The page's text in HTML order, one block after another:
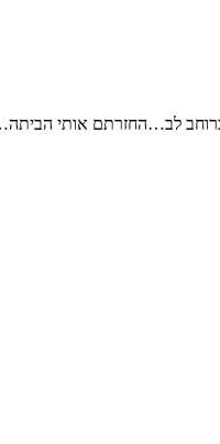
לב…החזרתם אותי